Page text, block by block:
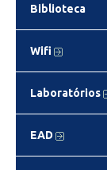
Biblioteca
Wifi
Laboratórios
EAD